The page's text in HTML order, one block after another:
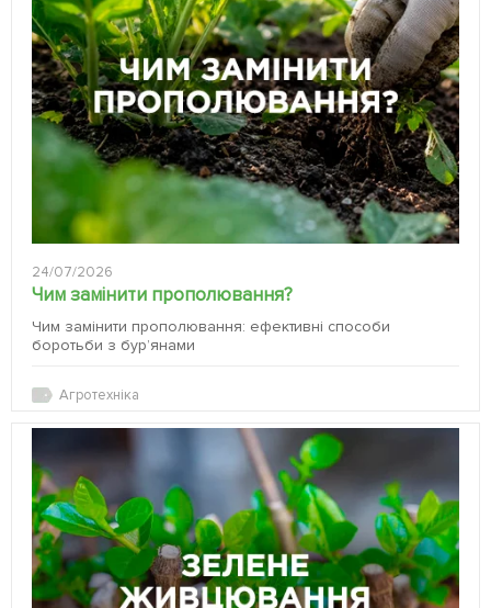
24/07/2026
Чим замінити прополювання?
Чим замінити прополювання: ефективні способи
боротьби з бур’янами
Агротехніка